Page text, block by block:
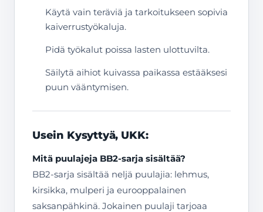
Käytä vain teräviä ja tarkoitukseen sopivia
kaiverrustyökaluja.
Pidä työkalut poissa lasten ulottuvilta.
Säilytä aihiot kuivassa paikassa estääksesi
puun vääntymisen.
Usein Kysyttyä, UKK:
Mitä puulajeja BB2-sarja sisältää?
BB2-sarja sisältää neljä puulajia: lehmus,
kirsikka, mulperi ja eurooppalainen
saksanpähkinä. Jokainen puulaji tarjoaa